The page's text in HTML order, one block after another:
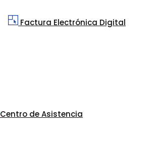
Factura Electrónica Digital
Centro de Asistencia